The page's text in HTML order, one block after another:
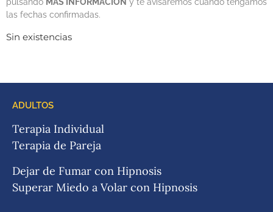
pulsando MÁS INFORMACIÓN y te avisaremos cuando tengamos
las fechas confirmadas.
Sin existencias
ADULTOS
Terapia Individual
Terapia de Pareja
Dejar de Fumar con Hipnosis
Superar Miedo a Volar con Hipnosis